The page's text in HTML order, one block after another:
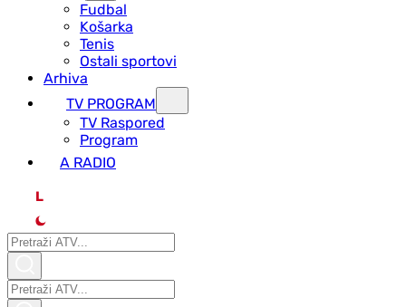
Fudbal
Košarka
Tenis
Ostali sportovi
Arhiva
TV PROGRAM
ТV Raspored
Program
A RADIO
L